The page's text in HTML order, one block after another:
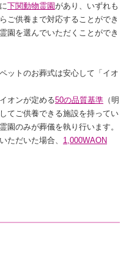
下関動物霊園があり、いずれも
ご供養まで対応することができ
園を選んでいただくことができ
ットのお葬式は安心して「イオ
オンが定める50の品質基準 （明
てご供養できる施設を持ってい
園のみが葬儀を執り行います。
ただいた場合、 1,000WAON